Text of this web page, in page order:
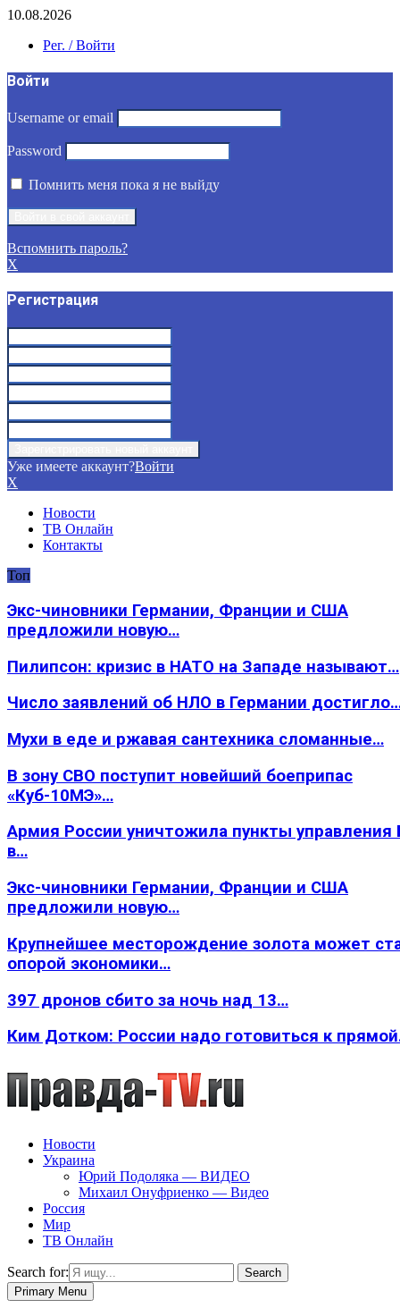
10.08.2026
Рег. / Войти
Войти
Username or email
Password
Помнить меня пока я не выйду
Вспомнить пароль?
X
Регистрация
Уже имеете аккаунт?Войти
X
Новости
ТВ Онлайн
Контакты
Топ
Экс-чиновники Германии, Франции и США
предложили новую…
Пилипсон: кризис в НАТО на Западе называют…
Число заявлений об НЛО в Германии
Мухи в еде и ржавая сантехника сломанные…
В зону СВО поступит новейший боеприпас
«Куб-10МЭ»…
Армия России уничтожила пункты
в…
Экс-чиновники Германии, Франции и США
предложили новую…
Крупнейшее месторождение золота может
опорой экономики…
397 дронов сбито за ночь над 13…
Ким Дотком: России надо готовиться к
Новости
Украина
Юрий Подоляка — ВИДЕО
Михаил Онуфриенко — Видео
Россия
Мир
ТВ Онлайн
Search for:
Search
Primary Menu